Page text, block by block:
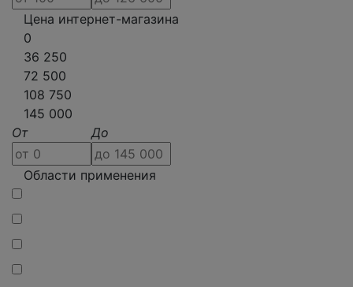
Цена интернет-магазина
0
36 250
72 500
108 750
145 000
От
До
Области применения